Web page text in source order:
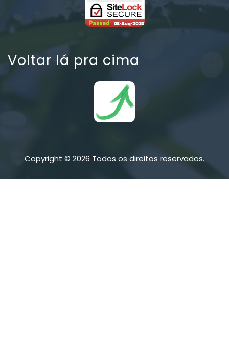
Voltar lá pra cima
Copyright © 2026 Todos os direitos reservados.